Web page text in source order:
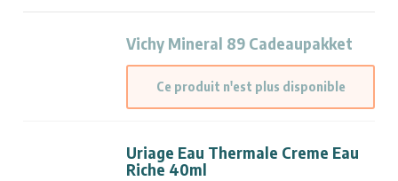
Vichy Mineral 89 Cadeaupakket
Ce produit n'est plus disponible
Uriage Eau Thermale Creme Eau
Riche 40ml